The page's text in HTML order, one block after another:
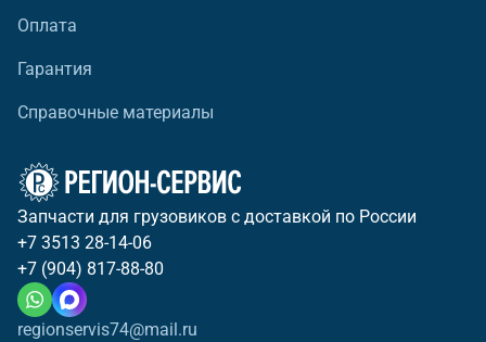
Оплата
Гарантия
Справочные материалы
Запчасти для грузовиков с доставкой по России
+7 3513 28-14-06
+7 (904) 817-88-80
regionservis74@mail.ru